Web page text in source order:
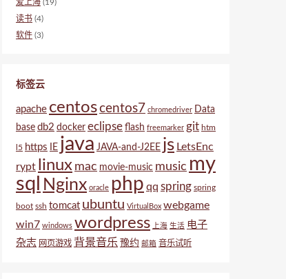
爱上海 (19)
读书 (4)
软件 (3)
标签云
apache centoscentos7 chromedriver Data
base db2 docker eclipse flash freemarker git htm
l5 https IE java JAVA-and-J2EE js LetsEnc
rypt
linux mac movie-music music my
sql Nginx oracle php qq spring spring
boot ssh tomcat ubuntu VirtualBox webgame
win7 windows wordpress 上海 生活 电子
杂志 网页游戏 背景音乐 豫约 邮箱 音乐试听